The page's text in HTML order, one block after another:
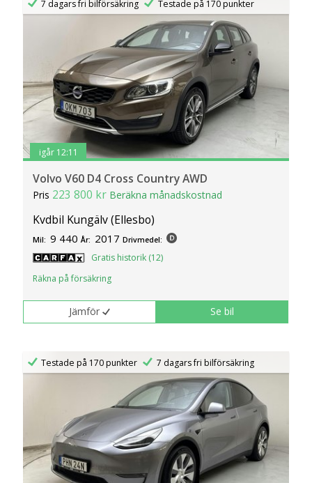
7 dagars fri bilförsäkring Testade på 170 punkter
igår 12:11
Volvo V60 D4 Cross Country AWD
Pris 223 800 kr Beräkna månadskostnad
Kvdbil Kungälv (Ellesbo)
Mil: 9 440 År: 2017 Drivmedel:
Gratis historik (12)
Räkna på försäkring
Jämför Se bil
Testade på 170 punkter 7 dagars fri bilförsäkring